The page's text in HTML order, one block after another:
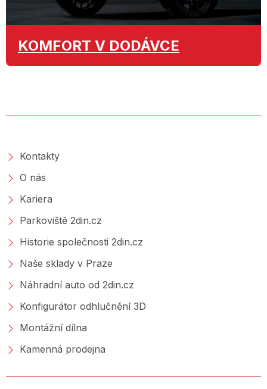
KOMFORT V DODÁVCE
Kontakty
O nás
Kariera
Parkoviště 2din.cz
Historie společnosti 2din.cz
Naše sklady v Praze
Náhradní auto od 2din.cz
Konfigurátor odhlučnění 3D
Montážní dílna
Kamenná prodejna